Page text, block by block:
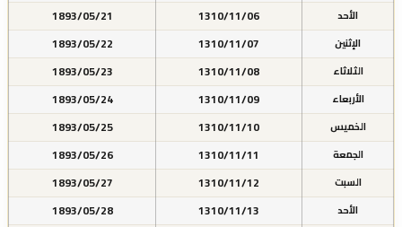
الأحد 1310/11/06
1893/05/21
الإثنين 1310/11/07
1893/05/22
الثلاثاء 1310/11/08
1893/05/23
الأربعاء 1310/11/09
1893/05/24
الخميس 1310/11/10
1893/05/25
الجمعة 1310/11/11
1893/05/26
السبت 1310/11/12
1893/05/27
الأحد 1310/11/13
1893/05/28